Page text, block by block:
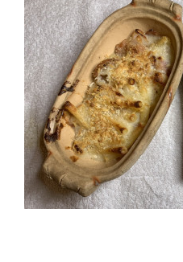
フィリピンの問題点 フィリピン
フィリピン経済談義 ファッショ
未来２１００研究所他のアイデア
マニラ男
https://globalclub.amebaownd.com/